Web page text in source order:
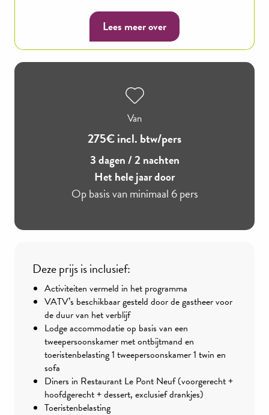
Lees meer over
Van
275€ incl. btw/pers
3 dagen / 2 nachten
Het hele jaar door
Op basis van minimaal 6 pers
Deze prijs is inclusief:
Activiteiten vermeld in het programma
VATV’s beschikbaar gesteld door de gastheer voor
de duur van het verblijf
Lodge accommodatie op basis van een
tweepersoonskamer met ontbijtmand en
toeristenbelasting 1 tweepersoonskamer 1 twin en
sofa
Diners in Restaurant Le Pont Neuf (voorgerecht +
hoofdgerecht + dessert, exclusief drankjes)
Toeristenbelasting